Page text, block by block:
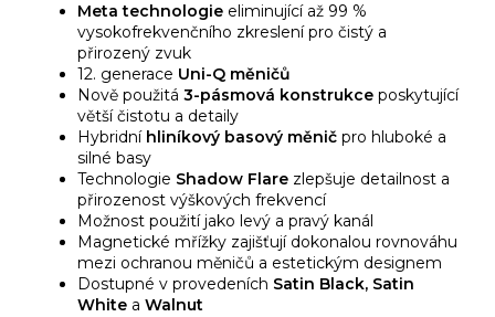
Meta technologie eliminující až 99 %
vysokofrekvenčního zkreslení pro čistý a
přirozený zvuk
12. generace Uni-Q měničů
Nově použitá 3-pásmová konstrukce poskytující
větší čistotu a detaily
Hybridní hliníkový basový měnič pro hluboké a
silné basy
Technologie Shadow Flare zlepšuje detailnost a
přirozenost výškových frekvencí
Možnost použití jako levý a pravý kanál
Magnetické mřížky zajišťují dokonalou rovnováhu
mezi ochranou měničů a estetickým designem
Dostupné v provedeních Satin Black, Satin
White a Walnut